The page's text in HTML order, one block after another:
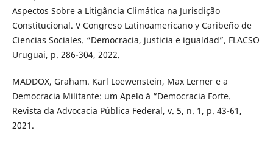
Aspectos Sobre a Litigância Climática na Jurisdição
Constitucional. V Congreso Latinoamericano y Caribeño de
Ciencias Sociales. “Democracia, justicia e igualdad”, FLACSO
Uruguai, p. 286-304, 2022.
MADDOX, Graham. Karl Loewenstein, Max Lerner e a
Democracia Militante: um Apelo à “Democracia Forte.
Revista da Advocacia Pública Federal, v. 5, n. 1, p. 43-61,
2021.